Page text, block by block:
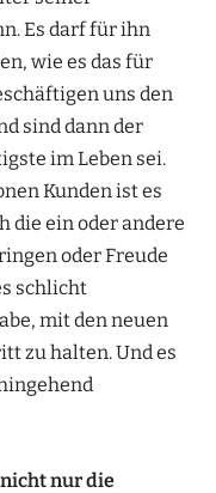
Es darf für ihn
wie es das für
uns den
sind dann der
im Leben sei.
Kunden ist es
die ein oder andere
oder Freude
schlicht
mit den neuen
zu halten. Und es
nicht nur die